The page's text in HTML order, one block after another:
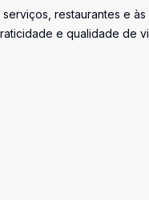
restaurantes e
e qualidade de